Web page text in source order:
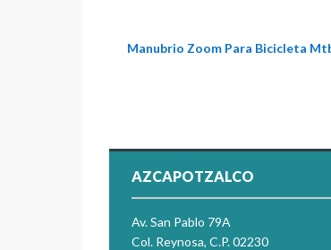
Manubrio Zoom Para Bicicleta
AZCAPOTZALCO
Av. San Pablo 79A
Col. Reynosa, C.P. 02230